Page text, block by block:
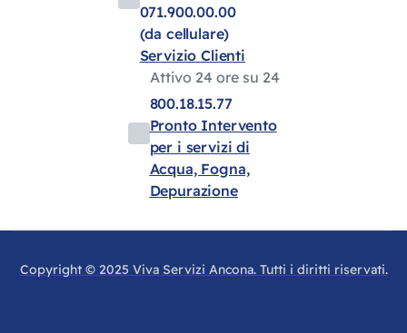
071.900.00.00
(da cellulare)
Servizio Clienti
Attivo 24 ore su 24
800.18.15.77
Pronto Intervento
per i servizi di
Acqua, Fogna,
Depurazione
Copyright © 2025 Viva Servizi Ancona. Tutti i diritti riservati.